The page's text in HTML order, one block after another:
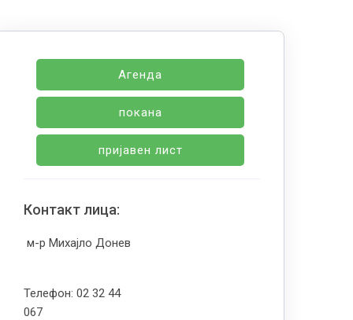
Агенда
покана
пријавен лист
Контакт лица:
м-р Михајло Донев
Телефон: 02 32 44
067